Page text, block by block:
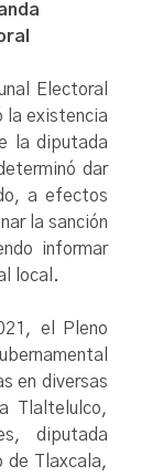
Electoral
la existencia
la diputada
dar
a efectos
la sanción
informar
local.
el Pleno
en diversas
Tlaltelulco,
diputada
de Tlaxcala,